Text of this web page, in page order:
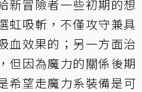
新冒險者一些初期的想
虹吸斬，不僅攻守兼具
血效果的；另一方面治
但因為魔力的關係後期
希望走魔力系裝備是可